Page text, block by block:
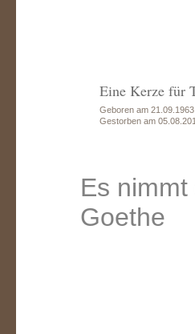
Eine Kerze für
Geboren am 21.09.1963
Gestorben am
Es
Goethe